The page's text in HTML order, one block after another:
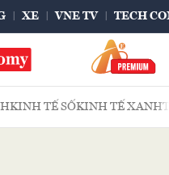
XE VNE TV TECH
KINH TẾ SỐKINH TẾ XANH